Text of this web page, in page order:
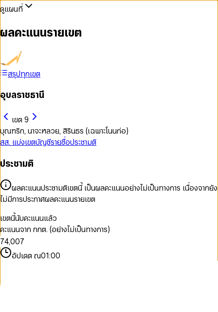
ดูแผนที่
ผลคะแนนรายเขต
สรุปทุกเขต
อุบลราชธานี
เขต 9
บุณฑริก, นาจะหลวย, สิรินธร (เฉพาะโนนก่อ)
สส. แบ่งเขตบัญชีรายชื่อประชามติ
ประชามติ
ผลคะแนนประชามติเขตนี้ เป็นผลคะแนนอย่างไม่เป็นทางการ เนื่องจากยัง
ไม่มีการประกาศผลคะแนนรายเขต
เขตนี้นับคะแนนแล้ว
คะแนนจาก กกต. (อย่างไม่เป็นทางการ)
0
1
2
3
4
5
6
7
8
9
0
1
2
3
4
5
6
,0
1
2
0
1
2
1
2
3
4
5
6
7
8
9
อัปเดต ณ01:00